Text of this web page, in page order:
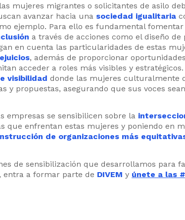
mujeres migrantes o solicitantes de asilo
avanzar hacia una sociedad igualitaria
ejemplo. Para ello es fundamental
a través de acciones como el diseño de
en cuenta las particularidades de estas
, además de proporcionar
acceder a roles más visibles y
visibilidad donde las mujeres culturalmente
y propuestas, asegurando que sus voces
empresas se sensibilicen sobre la
que enfrentan estas mujeres y poniendo en
de organizaciones más
de sensibilización que desarrollamos para
a formar parte de DIVEM y únete a las